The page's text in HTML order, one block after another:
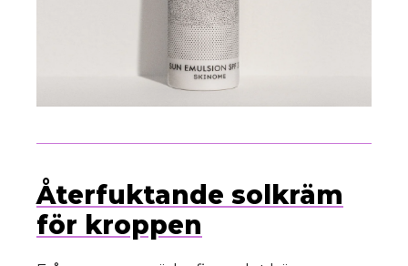
Återfuktande solkräm
för kroppen